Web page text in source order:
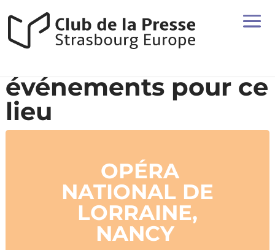
événements pour ce
lieu
OPÉRA
NATIONAL DE
LORRAINE,
NANCY